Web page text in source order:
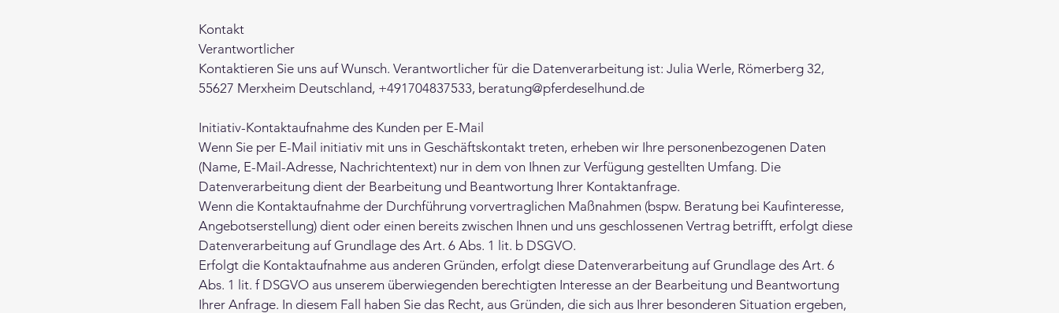
Kontakt
Verantwortlicher
Kontaktieren Sie uns auf Wunsch. Verantwortlicher für die Datenverarbeitung ist: Julia Werle, Römerberg 32,
55627 Merxheim Deutschland, +491704837533, beratung@pferdeselhund.de
Initiativ-Kontaktaufnahme des Kunden per E-Mail
Wenn Sie per E-Mail initiativ mit uns in Geschäftskontakt treten, erheben wir Ihre personenbezogenen Daten
(Name, E-Mail-Adresse, Nachrichtentext) nur in dem von Ihnen zur Verfügung gestellten Umfang. Die
Datenverarbeitung dient der Bearbeitung und Beantwortung Ihrer Kontaktanfrage.
Wenn die Kontaktaufnahme der Durchführung vorvertraglichen Maßnahmen (bspw. Beratung bei Kaufinteresse,
Angebotserstellung) dient oder einen bereits zwischen Ihnen und uns geschlossenen Vertrag betrifft, erfolgt diese
Datenverarbeitung auf Grundlage des Art. 6 Abs. 1 lit. b DSGVO.
Erfolgt die Kontaktaufnahme aus anderen Gründen, erfolgt diese Datenverarbeitung auf Grundlage des Art. 6
Abs. 1 lit. f DSGVO aus unserem überwiegenden berechtigten Interesse an der Bearbeitung und Beantwortung
Ihrer Anfrage. In diesem Fall haben Sie das Recht, aus Gründen, die sich aus Ihrer besonderen Situation ergeben,